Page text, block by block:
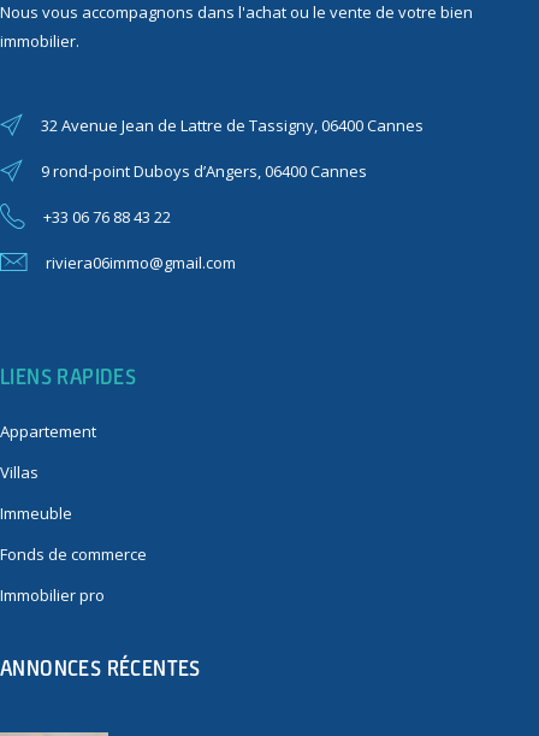
Nous vous accompagnons dans l'achat ou le vente de votre bien
immobilier.
32 Avenue Jean de Lattre de Tassigny, 06400 Cannes
9 rond-point Duboys d’Angers, 06400 Cannes
+33 06 76 88 43 22
riviera06immo@gmail.com
LIENS RAPIDES
Appartement
Villas
Immeuble
Fonds de commerce
Immobilier pro
ANNONCES RÉCENTES